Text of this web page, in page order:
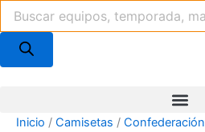
al
contenido
productos
Inicio / Camisetas / Confederación